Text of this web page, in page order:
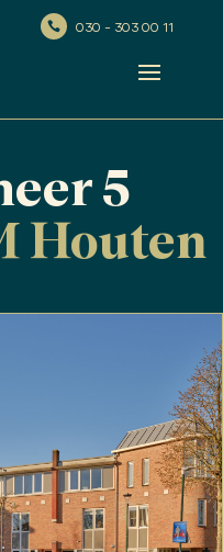
 030 - 303 00 11
5
Houten